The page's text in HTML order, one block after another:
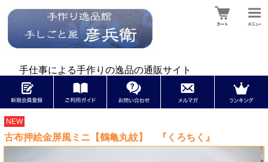
手仕事による手作りの逸品の通販サイト
NEW
古布押絵金屏風ミニ【鶴亀丸紋】 『くろちく』